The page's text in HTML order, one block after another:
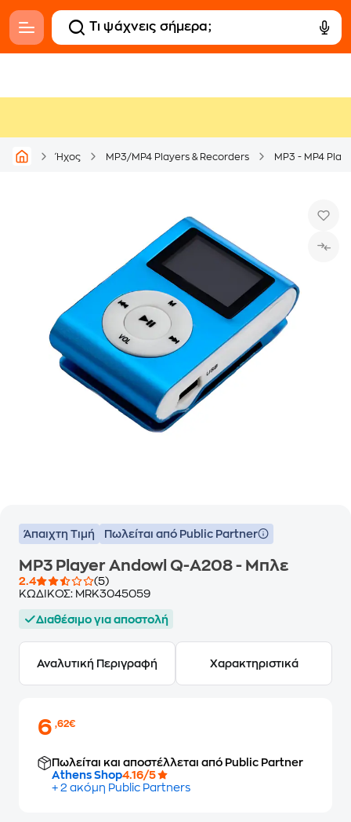
Ήχος MP3/MP4 Players & Recorders MP3 - MP4
Άπαιχτη Τιμή Πωλείται από Public Partner
MP3 Player Andowl Q-A208 - Μπλε
2.4
(5)
ΚΩΔΙΚΟΣ: MRK3045059
Διαθέσιμο για αποστολή
Αναλυτική Περιγραφή Χαρακτηριστικά
6,62€
Πωλείται και αποστέλλεται από Public Partner
Athens Shop4.16/5
+ 2 ακόμη Public Partners